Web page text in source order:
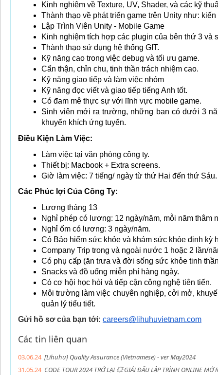
Kinh nghiệm về Texture, UV, Shader, và các kỹ
Thành thạo về phát triển game trên Unity như:
Lập Trình Viên Unity - Mobile Game
Kinh nghiệm tích hợp các plugin của bên thứ 3 và
Thành thạo sử dụng hệ thống GIT.
Kỹ năng cao trong việc debug và tối ưu game.
Cẩn thận, chỉn chu, tinh thần trách nhiệm cao.
Kỹ năng giao tiếp và làm việc nhóm
Kỹ năng đọc viết và giao tiếp tiếng Anh tốt.
Có đam mê thực sự với lĩnh vực mobile game.
Sinh viên mới ra trường, những bạn có dưới 3
khuyến khích ứng tuyển.
Điều Kiện Làm Việc:
Làm việc tại văn phòng công ty.
Thiết bị: Macbook + Extra screens.
Giờ làm việc: 7 tiếng/ ngày từ thứ Hai đến thứ
Các Phúc lợi Của Công Ty:
Lương tháng 13
Nghỉ phép có lương: 12 ngày/năm, mỗi năm thâm
Nghỉ ốm có lương: 3 ngày/năm.
Có Bảo hiểm sức khỏe và khám sức khỏe định kỳ
Company Trip trong và ngoài nước 1 hoặc 2 lần/
Có phụ cấp (ăn trưa và đời sống sức khỏe tinh
Snacks và đồ uống miễn phí hàng ngày.
Có cơ hội học hỏi và tiếp cận công nghệ tiên tiến.
Môi trường làm việc chuyên nghiệp, cởi mở,
quản lý tiểu tiết.
Gửi hồ sơ của bạn tới: careers@lihuhuvietnam.com
Các tin liên quan
03.06.24 [Lihuhu] Quality Assurance (Vietnamese) - ver May2024
31.05.24 CODE TOUR 2024 TRỞ LẠI 💥 GIẢI ĐẤU LẬP TRÌNH ONLINE MỞ